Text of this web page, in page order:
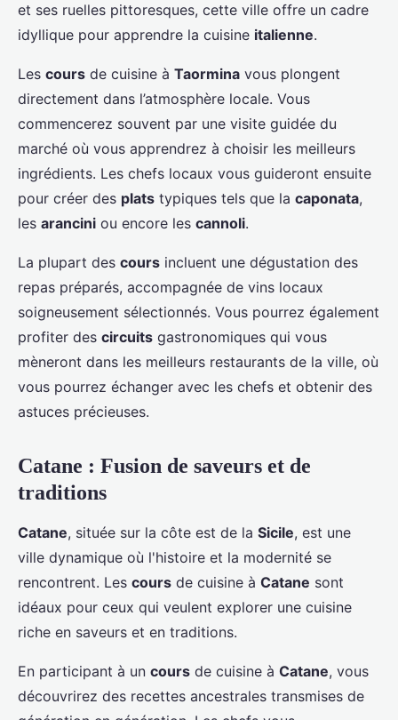
et ses ruelles pittoresques, cette ville offre un cadre
idyllique pour apprendre la cuisine italienne.
Les cours de cuisine à Taormina vous plongent
directement dans l’atmosphère locale. Vous
commencerez souvent par une visite guidée du
marché où vous apprendrez à choisir les meilleurs
ingrédients. Les chefs locaux vous guideront ensuite
pour créer des plats typiques tels que la caponata,
les arancini ou encore les cannoli.
La plupart des cours incluent une dégustation des
repas préparés, accompagnée de vins locaux
soigneusement sélectionnés. Vous pourrez également
profiter des circuits gastronomiques qui vous
mèneront dans les meilleurs restaurants de la ville, où
vous pourrez échanger avec les chefs et obtenir des
astuces précieuses.
Catane : Fusion de saveurs et de
traditions
Catane, située sur la côte est de la Sicile, est une
ville dynamique où l'histoire et la modernité se
rencontrent. Les cours de cuisine à Catane sont
idéaux pour ceux qui veulent explorer une cuisine
riche en saveurs et en traditions.
En participant à un cours de cuisine à Catane, vous
découvrirez des recettes ancestrales transmises de